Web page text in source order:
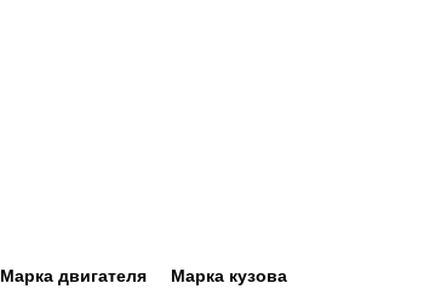
Марка двигателя Марка кузова